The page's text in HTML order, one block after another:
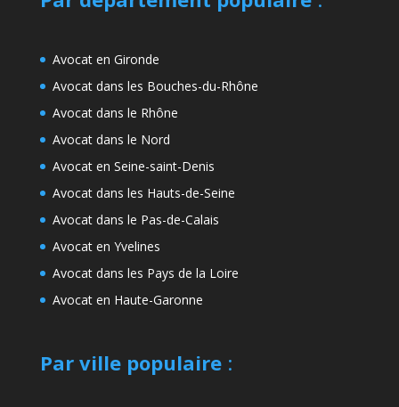
Avocat en Gironde
Avocat dans les Bouches-du-Rhône
Avocat dans le Rhône
Avocat dans le Nord
Avocat en Seine-saint-Denis
Avocat dans les Hauts-de-Seine
Avocat dans le Pas-de-Calais
Avocat en Yvelines
Avocat dans les Pays de la Loire
Avocat en Haute-Garonne
Par ville populaire: